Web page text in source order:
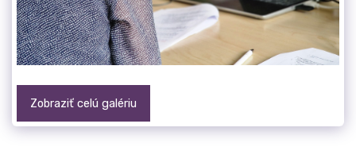
Zobraziť celú galériu